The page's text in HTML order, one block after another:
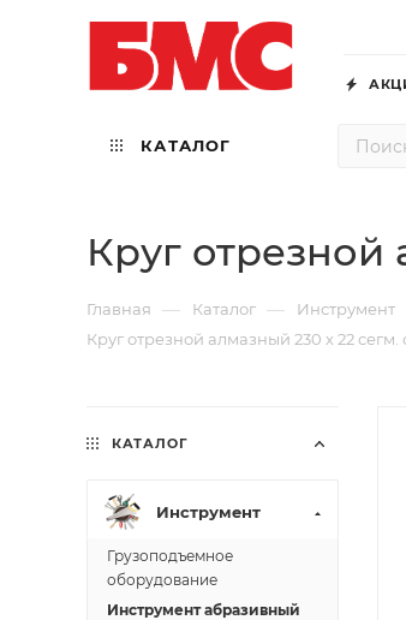
КАТАЛОГ
Круг отрезной
Главная — Каталог — Инструмент
Круг отрезной алмазный 230 х 22 сегм.
КАТАЛОГ
Инструмент
Грузоподъемное
оборудование
Инструмент абразивный